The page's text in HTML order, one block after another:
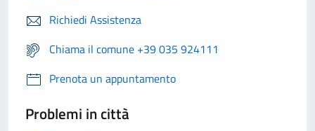
Richiedi Assistenza
Chiama il comune +39 035 924111
Prenota un appuntamento
Problemi in città